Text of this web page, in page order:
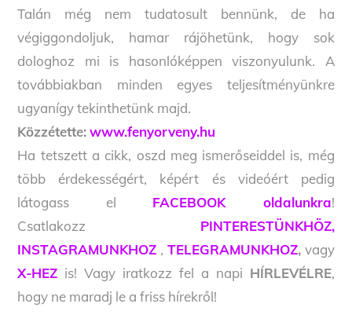
Talán még nem tudatosult bennünk, de ha
végiggondoljuk, hamar rájöhetünk, hogy sok
dologhoz mi is hasonlóképpen viszonyulunk. A
továbbiakban minden egyes teljesítményünkre
ugyanígy tekinthetünk majd.
Közzétette: www.fenyorveny.hu
Ha tetszett a cikk, oszd meg ismerőseiddel is, még
több érdekességért, képért és videóért pedig
látogass el FACEBOOK oldalunkra!
Csatlakozz PINTERESTÜNKHÖZ,
INSTAGRAMUNKHOZ , TELEGRAMUNKHOZ,vagy
X-HEZ is! Vagy iratkozz fel a napi HÍRLEVÉLRE,
hogy ne maradj le a friss hírekről!